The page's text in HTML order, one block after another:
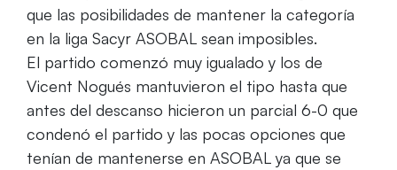
que las posibilidades de mantener la categoría
en la liga Sacyr ASOBAL sean imposibles.
El partido comenzó muy igualado y los de
Vicent Nogués mantuvieron el tipo hasta que
antes del descanso hicieron un parcial 6-0 que
condenó el partido y las pocas opciones que
tenían de mantenerse en ASOBAL ya que se